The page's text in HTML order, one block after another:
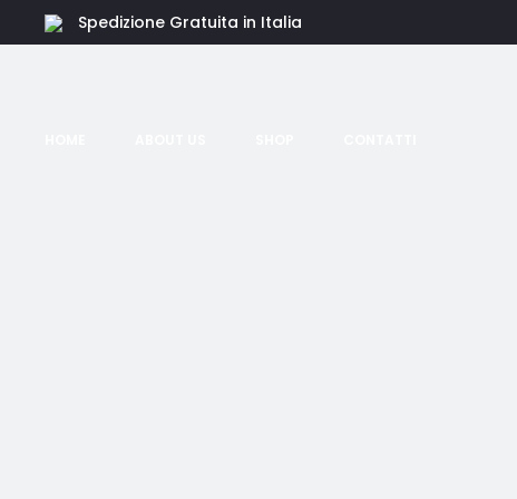
Spedizione Gratuita in Italia